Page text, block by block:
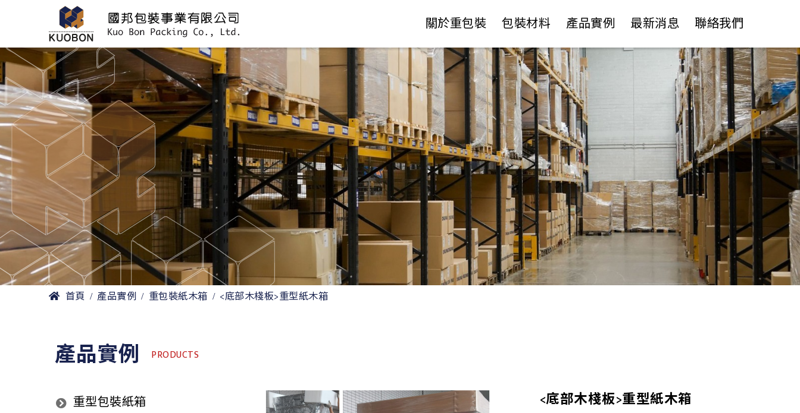
關於重包裝 包裝材料 產品實例 最新消息 聯絡我們
首頁 產品實例 重包裝紙木箱 <底部木棧板>重型紙木箱
產品實例 PRODUCTS
重型包裝紙箱
<底部木棧板>重型紙木箱